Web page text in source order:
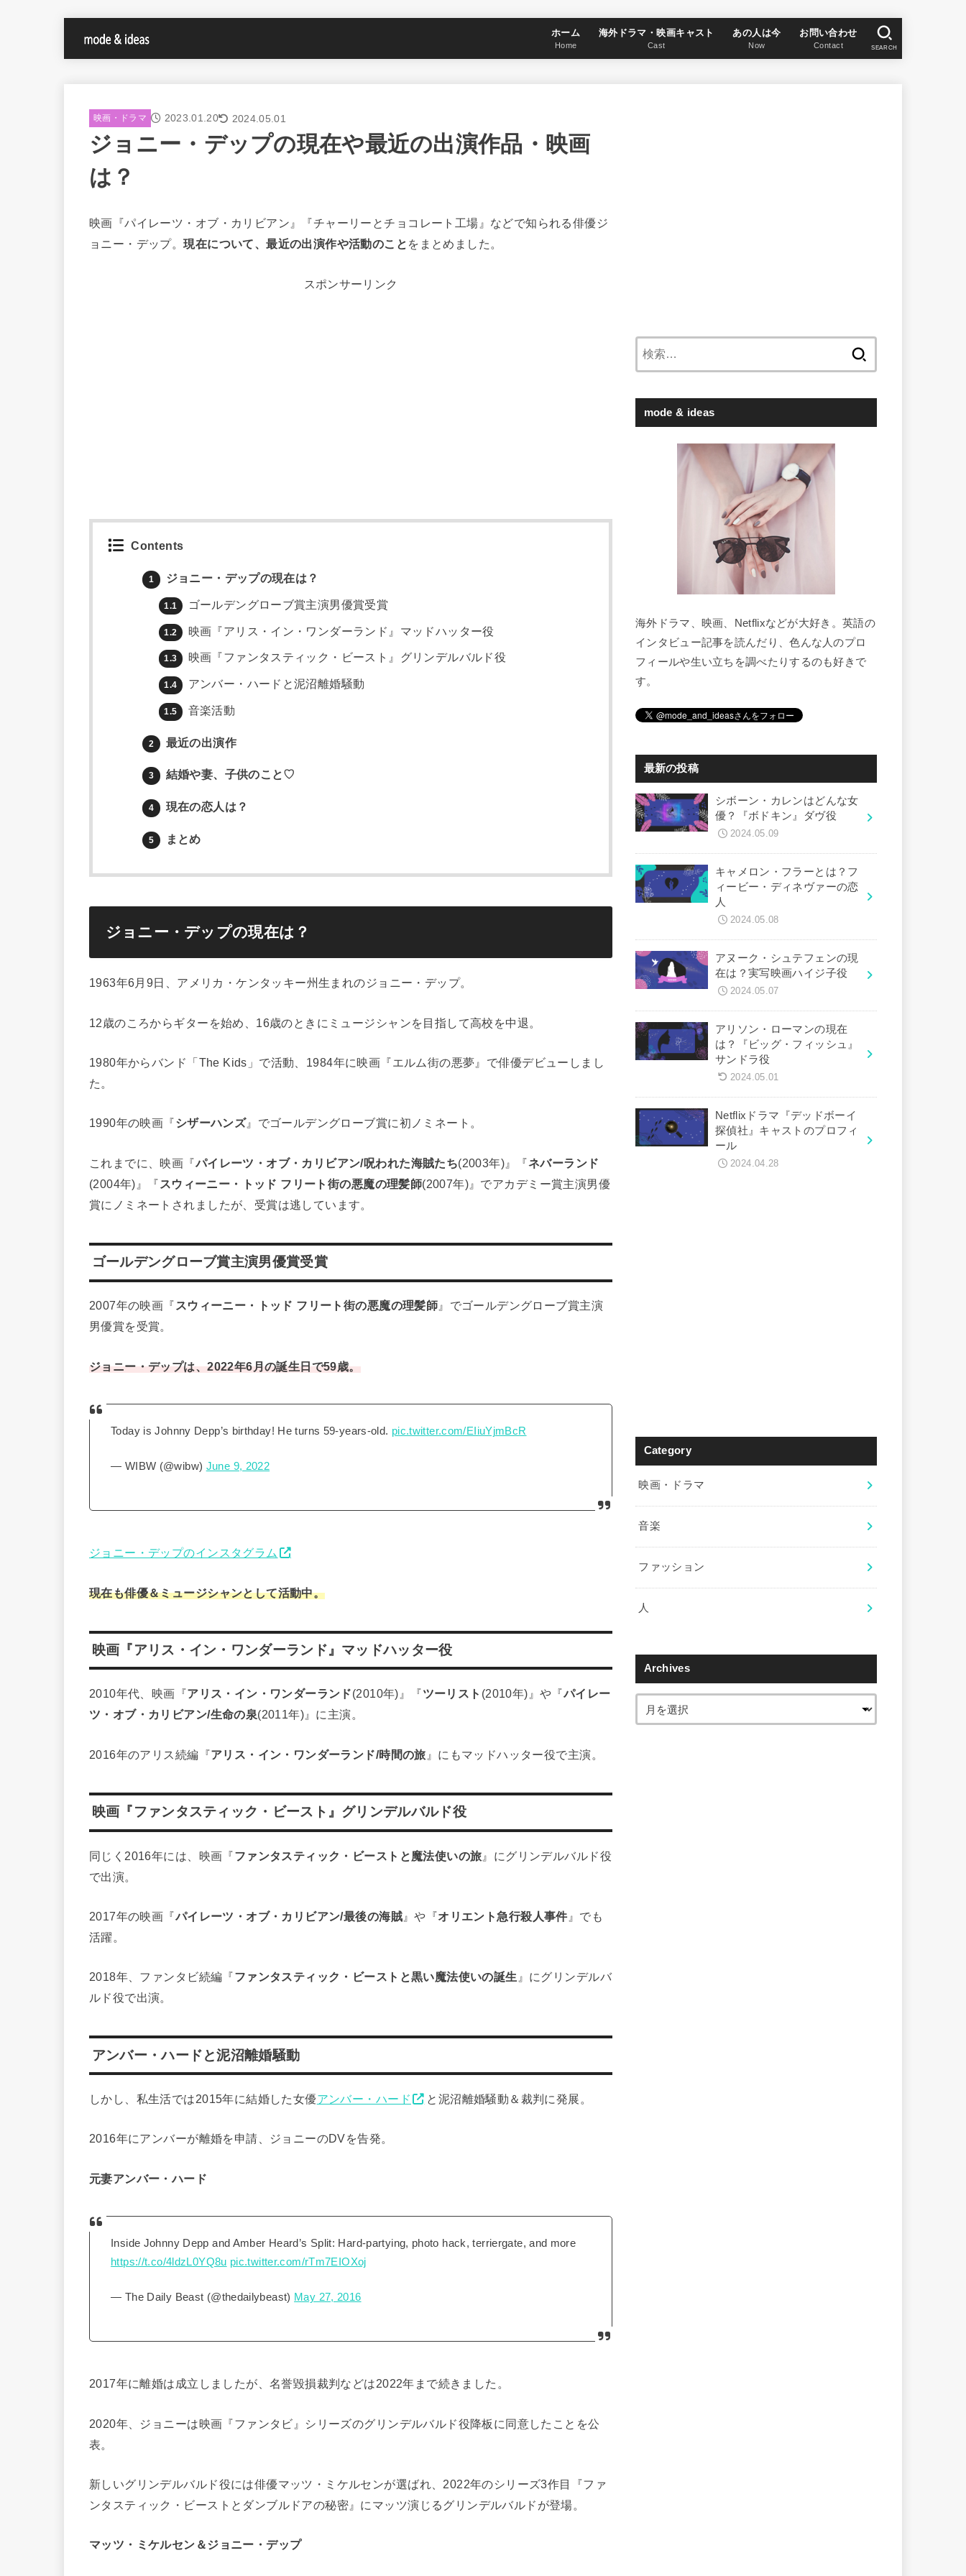
ホーム
Home
海外ドラマ・映画キャスト
Cast
あの人は今
Now
お問い合わせ
Contact SEARCH
映画・ドラマ 2023.01.20 2024.05.01
ジョニー・デップの現在や最近の出演作品・映画
は？
映画『パイレーツ・オブ・カリビアン』『チャーリーとチョコレート工場』などで知られる俳優ジ
ョニー・デップ。現在について、最近の出演作や活動のこと をまとめました。
スポンサーリンク
Contents
1 ジョニー・デップの現在は？
1.1 ゴールデングローブ賞主演男優賞受賞
1.2 映画『アリス・イン・ワンダーランド』マッドハッター役
1.3 映画『ファンタスティック・ビースト』グリンデルバルド役
1.4 アンバー・ハードと泥沼離婚騒動
1.5 音楽活動
2 最近の出演作
3 結婚や妻、子供のこと♡
4 現在の恋人は？
5 まとめ
ジョニー・デップの現在は？
1963年6月9日、アメリカ・ケンタッキー州生まれのジョニー・デップ。
12歳のころからギターを始め、16歳のときにミュージシャンを目指して高校を中退。
1980年からバンド「The Kids」で活動、1984年に映画『エルム街の悪夢』で俳優デビューしまし
た。
1990年の映画『シザーハンズ』でゴールデングローブ賞に初ノミネート。
これまでに、映画『パイレーツ・オブ・カリビアン/呪われた海賊たち(2003年)』『ネバーランド
(2004年)』『 スウィーニー・トッド フリート街の悪魔の理髪師(2007年)』でアカデミー賞主演男優
賞にノミネートされましたが、受賞は逃しています。
ゴールデングローブ賞主演男優賞受賞
2007年の映画『 スウィーニー・トッド フリート街の悪魔の理髪師 』でゴールデングローブ賞主演
男優賞を受賞。
ジョニー・デップは、2022年6月の誕生日で59歳。
Today is Johnny Depp’s birthday! He turns 59-years-old. pic.twitter.com/EIiuYjmBcR
— WIBW (@wibw) June 9, 2022
ジョニー・デップのインスタグラム
現在も俳優＆ミュージシャンとして活動中。
映画『アリス・イン・ワンダーランド』マッドハッター役
2010年代、映画『アリス・イン・ワンダーランド(2010年)』『ツーリスト (2010年)』や『パイレー
ツ・オブ・カリビアン/生命の泉(2011年)』に主演。
2016年のアリス続編『アリス・イン・ワンダーランド/時間の旅 』にもマッドハッター役で主演。
映画『ファンタスティック・ビースト』グリンデルバルド役
同じく2016年には、映画『ファンタスティック・ビーストと魔法使いの旅 』にグリンデルバルド役
で出演。
2017年の映画『パイレーツ・オブ・カリビアン/最後の海賊』や『オリエント急行殺人事件』でも
活躍。
2018年、ファンタビ続編『ファンタスティック・ビーストと黒い魔法使いの誕生 』にグリンデルバ
ルド役で出演。
アンバー・ハードと泥沼離婚騒動
しかし、私生活では2015年に結婚した女優アンバー・ハード と泥沼離婚騒動＆裁判に発展。
2016年にアンバーが離婚を申請、ジョニーのDVを告発。
元妻アンバー・ハード
Inside Johnny Depp and Amber Heard’s Split: Hard-partying, photo hack, terriergate, and more
https://t.co/4ldzL0YQ8u pic.twitter.com/rTm7EIOXoj
— The Daily Beast (@thedailybeast) May 27, 2016
2017年に離婚は成立しましたが、名誉毀損裁判などは2022年まで続きました。
2020年、ジョニーは映画『ファンタビ』シリーズのグリンデルバルド役降板に同意したことを公
表。
新しいグリンデルバルド役には俳優マッツ・ミケルセンが選ばれ、2022年のシリーズ3作目『ファ
ンタスティック・ビーストとダンブルドアの秘密』にマッツ演じるグリンデルバルドが登場。
マッツ・ミケルセン＆ジョニー・デップ
mode & ideas
海外ドラマ、映画、Netflixなどが大好き。英語の
インタビュー記事を読んだり、色んな人のプロ
フィールや生い立ちを調べたりするのも好きで
す。
最新の投稿
シボーン・カレンはどんな女
優？『ボドキン』ダヴ役
2024.05.09
キャメロン・フラーとは？フ
ィービー・ディネヴァーの恋
人
2024.05.08
アヌーク・シュテフェンの現
在は？実写映画ハイジ子役
2024.05.07
アリソン・ローマンの現在
は？『ビッグ・フィッシュ』
サンドラ役
2024.05.01
Netflixドラマ『デッドボーイ
探偵社』キャストのプロフィ
ール
2024.04.28
Category
映画・ドラマ
音楽
ファッション
人
Archives